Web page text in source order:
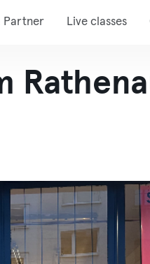
Partner Live classes